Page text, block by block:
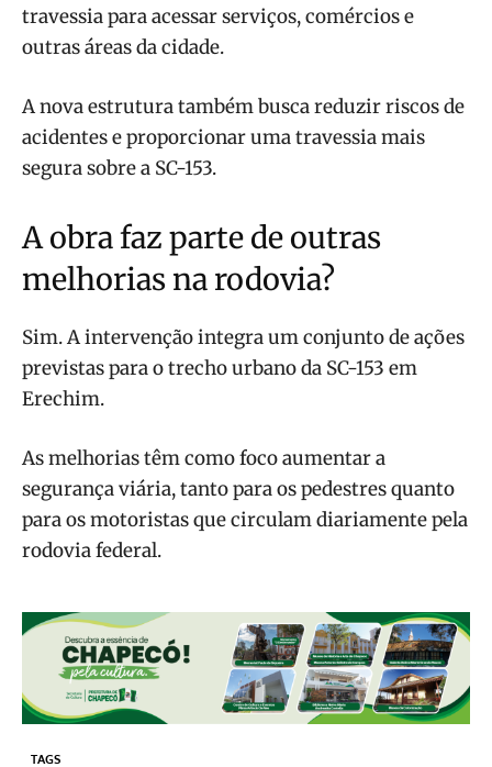
travessia para acessar serviços, comércios e
outras áreas da cidade.
A nova estrutura também busca reduzir riscos de
acidentes e proporcionar uma travessia mais
segura sobre a SC-153.
A obra faz parte de outras
melhorias na rodovia?
Sim. A intervenção integra um conjunto de ações
previstas para o trecho urbano da SC-153 em
Erechim.
As melhorias têm como foco aumentar a
segurança viária, tanto para os pedestres quanto
para os motoristas que circulam diariamente pela
rodovia federal.
TAGS